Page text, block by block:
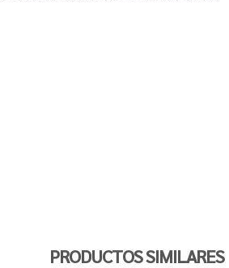
PRODUCTOS SIMILARES